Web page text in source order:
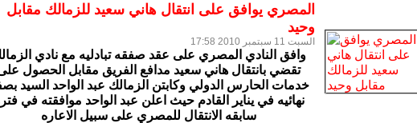
المصري يوافق على انتقال هاني سعيد للزمالك مقابل
وحيد
السبت 11 سبتمبر 2010 17:58
وافق النادي المصري على عقد صفقه تبادليه مع نادي
تقضي بانتقال هاني سعيد مدافع الفريق مقابل الحصول
خدمات الحارس الدولي وكابتن الزمالك عبد الواحد السيد
نهائيه في يناير القادم حيث اعلن عبد الواحد موافقته في
سابقه الانتقال للمصري على سبيل الاعاره